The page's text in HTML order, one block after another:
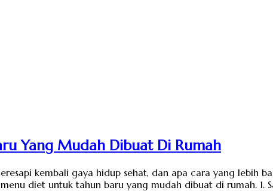
Yang Mudah Dibuat Di Rumah
kembali gaya hidup sehat, dan apa cara yang lebih
diet untuk tahun baru yang mudah dibuat di rumah. 1.